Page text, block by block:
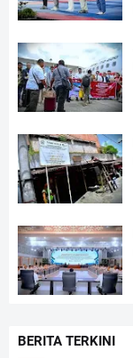
BERITA TERKINI